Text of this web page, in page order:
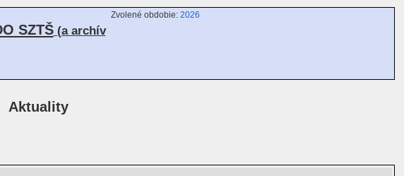
SZTŠ(a archív
Zvolené obdobie: 2026
Aktuality